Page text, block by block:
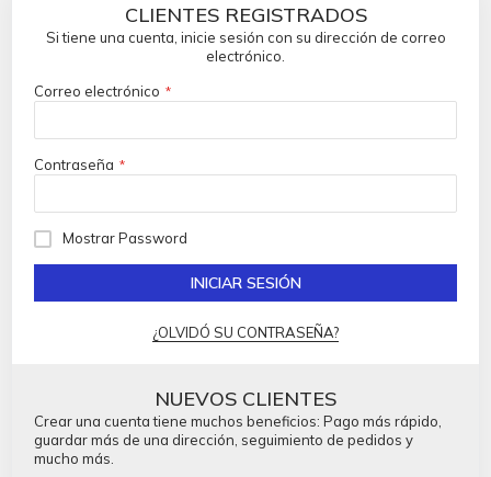
CLIENTES REGISTRADOS
Si tiene una cuenta, inicie sesión con su dirección de correo
electrónico.
Correo electrónico
Contraseña
Mostrar Password
INICIAR SESIÓN
¿OLVIDÓ SU CONTRASEÑA?
NUEVOS CLIENTES
Crear una cuenta tiene muchos beneficios: Pago más rápido,
guardar más de una dirección, seguimiento de pedidos y
mucho más.